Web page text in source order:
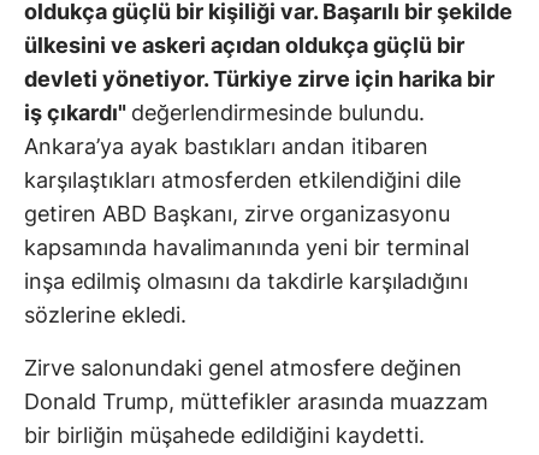
oldukça güçlü bir kişiliği var. Başarılı bir şekilde
ülkesini ve askeri açıdan oldukça güçlü bir
devleti yönetiyor. Türkiye zirve için harika bir
iş çıkardı" değerlendirmesinde bulundu.
Ankara’ya ayak bastıkları andan itibaren
karşılaştıkları atmosferden etkilendiğini dile
getiren ABD Başkanı, zirve organizasyonu
kapsamında havalimanında yeni bir terminal
inşa edilmiş olmasını da takdirle karşıladığını
sözlerine ekledi.
Zirve salonundaki genel atmosfere değinen
Donald Trump, müttefikler arasında muazzam
bir birliğin müşahede edildiğini kaydetti.